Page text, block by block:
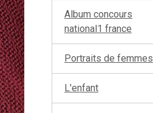
Album concours
national1 france
Portraits de femmes
L'enfant